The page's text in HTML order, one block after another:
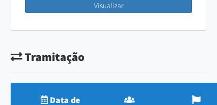
Visualizar
Tramitação
Data de